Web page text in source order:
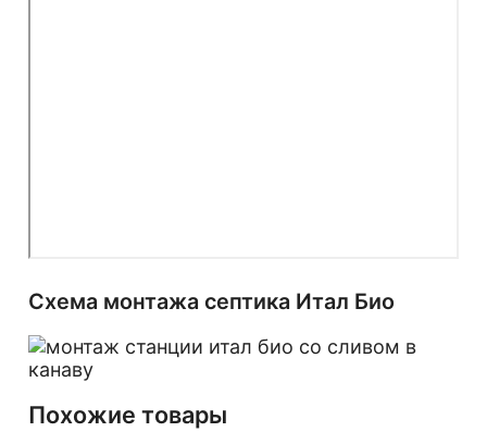
Схема монтажа септика Итал Био
Похожие товары